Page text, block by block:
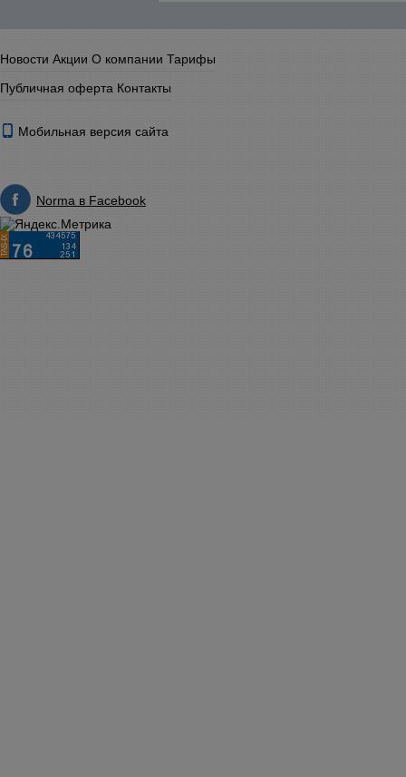
Новости Акции О компании Тарифы
Публичная оферта Контакты
Мобильная версия сайта
Norma в Facebook